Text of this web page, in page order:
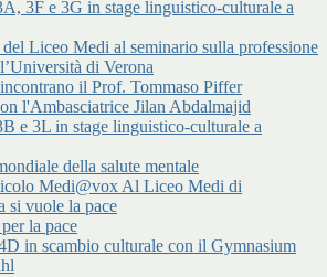
3F e 3G in stage linguistico-culturale a
Liceo Medi al seminario sulla professione
di Verona
il Prof. Tommaso Piffer
l'Ambasciatrice Jilan Abdalmajid
e 3L in stage linguistico-culturale a
della salute mentale
Medi@vox Al Liceo Medi di
si vuole la pace
la pace
in scambio culturale con il Gymnasium